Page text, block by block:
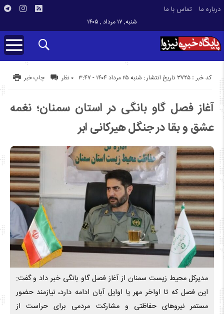
درباره ما تماس با ما
شنبه, ۱۷ مرداد , ۱۴۰۵
تاریخ انتشار : شنبه ۲۵ مرداد ۱۴۰۴ - ۳:۴۷ کد خبر : 3725 چاپ خبر ۰ نظر
آغاز فصل گاو بانگی در استان سمنان؛ نغمه
عشق و بقا در جنگل هیرکانی ابر
مدیرکل محیط زیست سمنان از آغاز فصل گاو بانگی خبر داد و گفت:
این فصل که تا اواخر مهر یا اوایل آبان ادامه دارد، نیازمند حضور
مستمر نیروهای حفاظتی و مشارکت مردمی برای حراست از